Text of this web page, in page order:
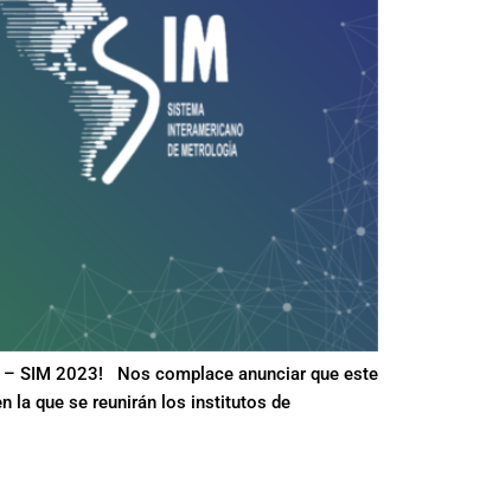
– SIM 2023! Nos complace anunciar que este
la que se reunirán los institutos de